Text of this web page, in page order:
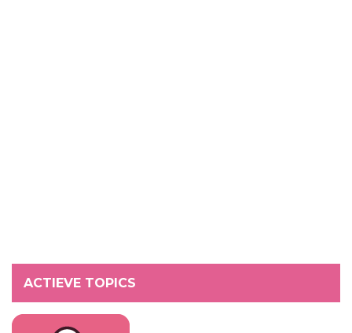
ACTIEVE TOPICS